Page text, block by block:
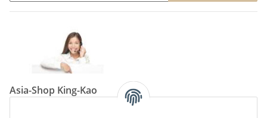
Asia-Shop King-Kao